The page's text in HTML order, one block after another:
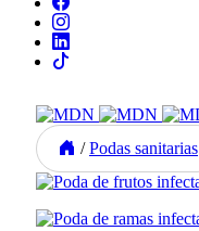
/ Podas sanitarias